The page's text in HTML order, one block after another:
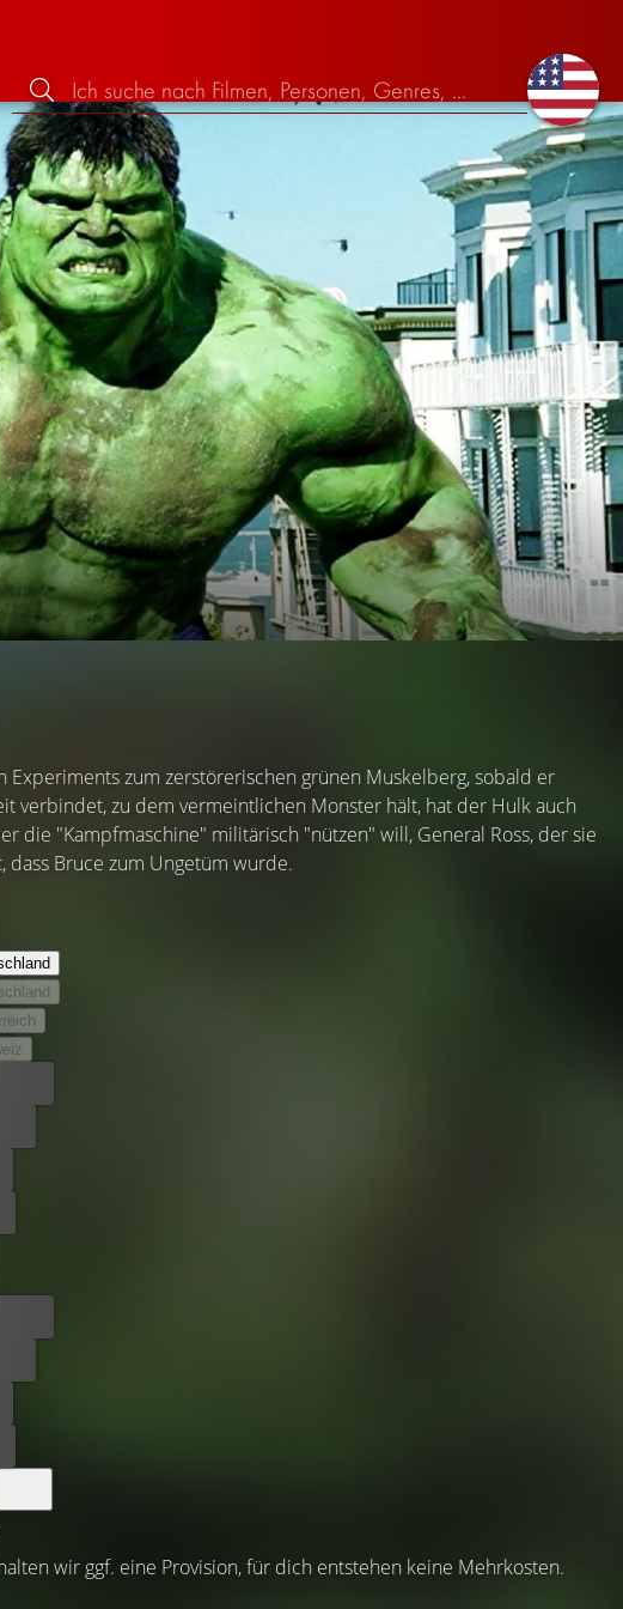
zum zerstörerischen grünen Muskelberg, sobald er
verbindet, zu dem vermeintlichen Monster hält, hat der Hulk auch
die "Kampfmaschine" militärisch "nützen" will, General Ross, der sie
dass Bruce zum Ungetüm wurde.
wir ggf. eine Provision, für dich entstehen keine Mehrkosten.